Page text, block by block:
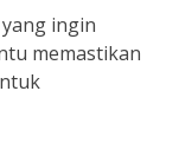
ingin
memastikan